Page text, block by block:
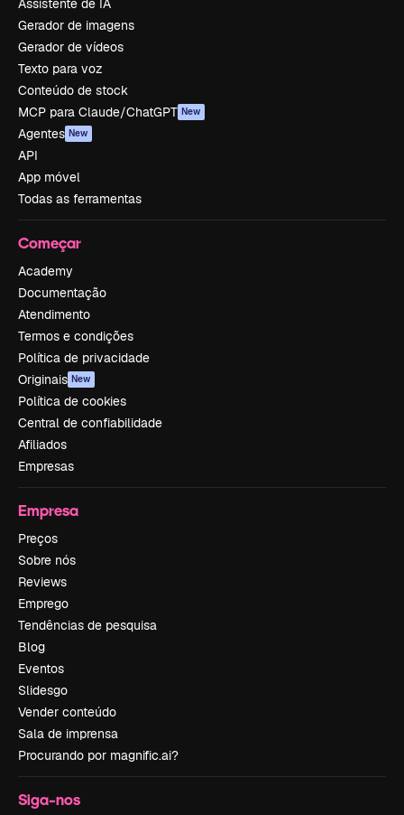
Assistente de IA
Gerador de imagens
Gerador de vídeos
Texto para voz
Conteúdo de stock
MCP para Claude/ChatGPT New
Agentes New
API
App móvel
Todas as ferramentas
Começar
Academy
Documentação
Atendimento
Termos e condições
Política de privacidade
Originais New
Política de cookies
Central de confiabilidade
Afiliados
Empresas
Empresa
Preços
Sobre nós
Reviews
Emprego
Tendências de pesquisa
Blog
Eventos
Slidesgo
Vender conteúdo
Sala de imprensa
Procurando por magnific.ai?
Siga-nos